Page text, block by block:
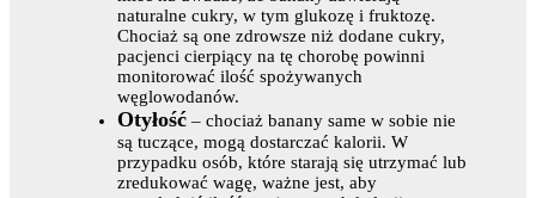
naturalne cukry, w tym glukozę i fruktozę.
Chociaż są one zdrowsze niż dodane cukry,
pacjenci cierpiący na tę chorobę powinni
monitorować ilość spożywanych
węglowodanów.
Otyłość – chociaż banany same w sobie nie
są tuczące, mogą dostarczać kalorii. W
przypadku osób, które starają się utrzymać lub
zredukować wagę, ważne jest, aby